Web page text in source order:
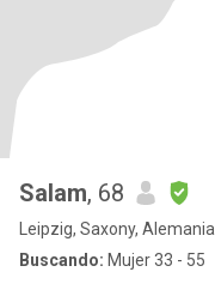
Salam, 68
Leipzig, Saxony, Alemania
Buscando: Mujer 33 - 55